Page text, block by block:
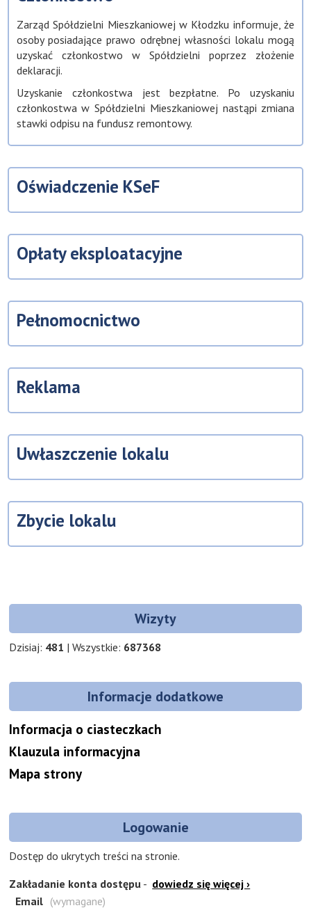
Zarząd Spółdzielni Mieszkaniowej w Kłodzku informuje, że
osoby posiadające prawo odrębnej własności lokalu mogą
uzyskać członkostwo w Spółdzielni poprzez złożenie
deklaracji.
Uzyskanie członkostwa jest bezpłatne. Po uzyskaniu
członkostwa w Spółdzielni Mieszkaniowej nastąpi zmiana
stawki odpisu na fundusz remontowy.
Oświadczenie KSeF
Opłaty eksploatacyjne
Pełnomocnictwo
Reklama
Uwłaszczenie lokalu
Zbycie lokalu
Wizyty
Dzisiaj: 481 | Wszystkie: 687368
Informacje dodatkowe
Informacja o ciasteczkach
Klauzula informacyjna
Mapa strony
Logowanie
Dostęp do ukrytych treści na stronie.
Zakładanie konta dostępu - dowiedz się więcej ›
Formularz
Email (wymagane)